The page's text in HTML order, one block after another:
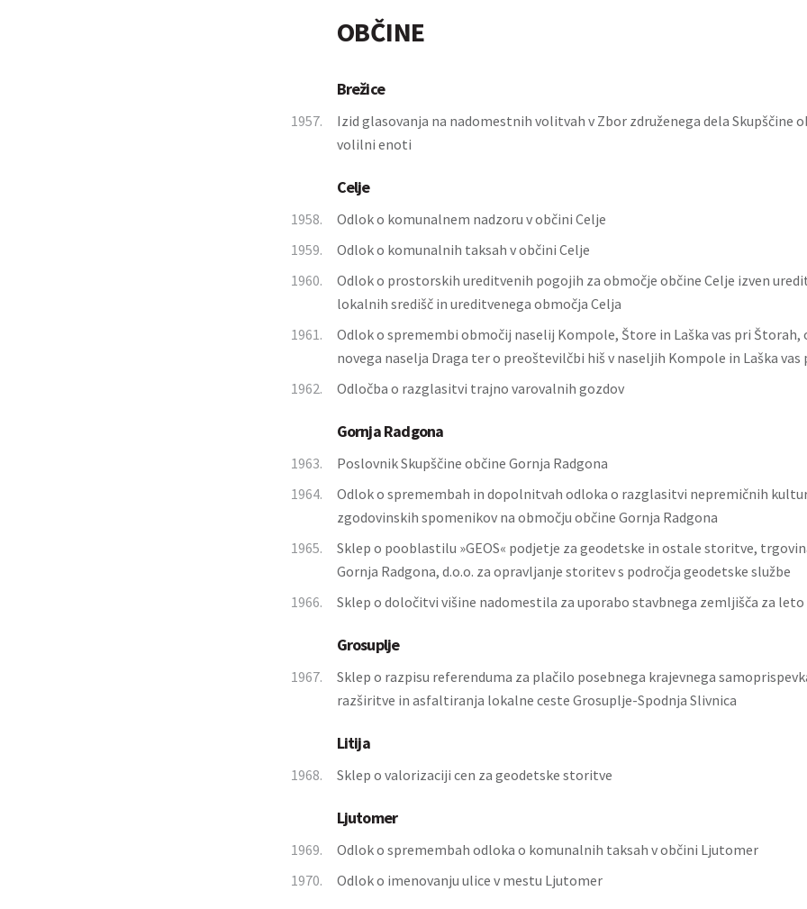
OBČINE
Brežice
1957.
Izid glasovanja na nadomestnih volitvah v Zbor združenega dela Skupščine
volilni enoti
Celje
1958.
Odlok o komunalnem nadzoru v občini Celje
1959.
Odlok o komunalnih taksah v občini Celje
1960.
Odlok o prostorskih ureditvenih pogojih za območje občine Celje izven
lokalnih središč in ureditvenega območja Celja
1961.
Odlok o spremembi območij naselij Kompole, Štore in Laška vas pri Štorah,
novega naselja Draga ter o preoštevilčbi hiš v naseljih Kompole in Laška vas
1962.
Odločba o razglasitvi trajno varovalnih gozdov
Gornja Radgona
1963.
Poslovnik Skupščine občine Gornja Radgona
1964.
Odlok o spremembah in dopolnitvah odloka o razglasitvi nepremičnih
zgodovinskih spomenikov na območju občine Gornja Radgona
1965.
Sklep o pooblastilu »GEOS« podjetje za geodetske in ostale storitve,
Gornja Radgona, d.o.o. za opravljanje storitev s področja geodetske službe
1966.
Sklep o določitvi višine nadomestila za uporabo stavbnega zemljišča za leto
Grosuplje
1967.
Sklep o razpisu referenduma za plačilo posebnega krajevnega
razširitve in asfaltiranja lokalne ceste Grosuplje-Spodnja Slivnica
Litija
1968. Sklep o valorizaciji cen za geodetske storitve
Ljutomer
1969.
Odlok o spremembah odloka o komunalnih taksah v občini Ljutomer
1970.
Odlok o imenovanju ulice v mestu Ljutomer